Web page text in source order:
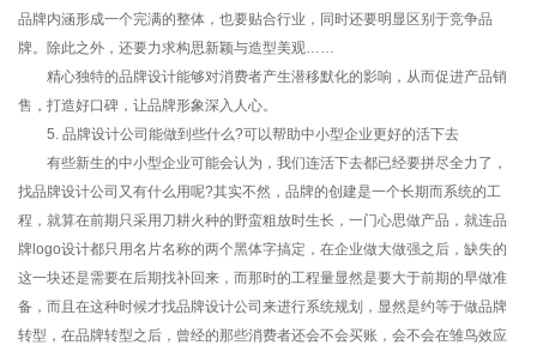
品牌内涵形成一个完满的整体，也要贴合行业，同时还要明显区别于竞争品
牌。除此之外，还要力求构思新颖与造型美观……
精心独特的品牌设计能够对消费者产生潜移默化的影响，从而促进产品销
售，打造好口碑，让品牌形象深入人心。
5. 品牌设计公司能做到些什么?可以帮助中小型企业更好的活下去
有些新生的中小型企业可能会认为，我们连活下去都已经要拼尽全力了，
找品牌设计公司又有什么用呢?其实不然，品牌的创建是一个长期而系统的工
程，就算在前期只采用刀耕火种的野蛮粗放时生长，一门心思做产品，就连品
牌logo设计都只用名片名称的两个黑体字搞定，在企业做大做强之后，缺失的
这一块还是需要在后期找补回来，而那时的工程量显然是要大于前期的早做准
备，而且在这种时候才找品牌设计公司来进行系统规划，显然是约等于做品牌
转型，在品牌转型之后，曾经的那些消费者还会不会买账，会不会在雏鸟效应